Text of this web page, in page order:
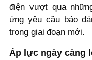
điện vượt qua
ứng yêu cầu bảo
trong giai đoạn mới.
Áp lực ngày càng